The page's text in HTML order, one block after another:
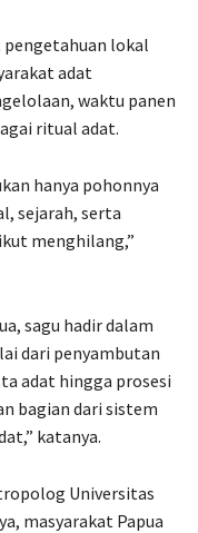
pengetahuan lokal
adat
waktu panen
ritual adat.
hanya pohonnya
sejarah, serta
menghilang,”
sagu hadir dalam
dari penyambutan
adat hingga prosesi
bagian dari sistem
katanya.
Universitas
masyarakat Papua